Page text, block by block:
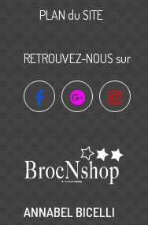
PLAN du SITE
RETROUVEZ-NOUS sur
ANNABEL BICELLI